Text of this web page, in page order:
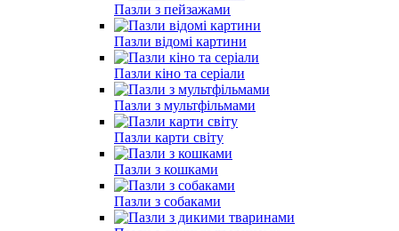
Пазли з пейзажами
Пазли відомі картини
Пазли кіно та серіали
Пазли з мультфільмами
Пазли карти світу
Пазли з кошками
Пазли з собаками